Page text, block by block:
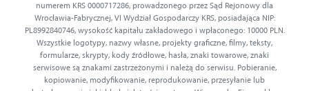
numerem KRS 0000717286, prowadzonego przez Sąd Rejonowy dla
Wrocławia-Fabrycznej, VI Wydział Gospodarczy KRS, posiadająca NIP:
PL8992840746, wysokość kapitału zakładowego i wpłaconego: 10000 PLN.
Wszystkie logotypy, nazwy własne, projekty graficzne, filmy, teksty,
formularze, skrypty, kody źródłowe, hasła, znaki towarowe, znaki
serwisowe są znakami zastrzeżonymi i należą do serwisu. Pobieranie,
kopiowanie, modyfikowanie, reprodukowanie, przesyłanie lub